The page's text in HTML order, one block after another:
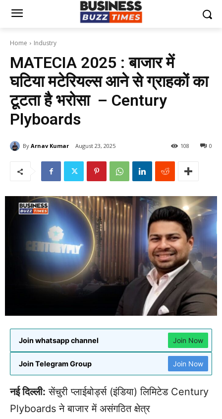
Home Industry
MATECIA 2025 : बाजार में
घटिया मटेरियल्स आने से ग्राहकों का
टूटता है भरोसा – Century
Plyboards
By Arnav Kumar August 23, 2025 0
108
Join whatsapp channel Join Now
Join Telegram Group Join Now
नई दिल्ली: सेंचुरी प्लाईबोर्ड्स (इंडिया) लिमिटेड Century
Plyboards ने बाजार में असंगठित क्षेत्र